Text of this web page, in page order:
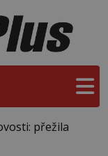
přežila